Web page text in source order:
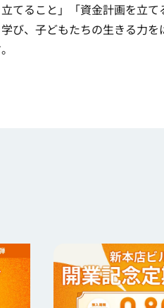
てること」「資金計画を立て
び、子どもたちの生きる力を